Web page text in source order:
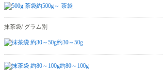
約500g～ 茶袋
抹茶袋/ グラム別
約30～50g
約80～100g